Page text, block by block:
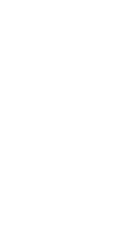
도록 일부
인기관에 이미
로 별도 저장하지
을 포함하여
또는 법령이 정한
또는 법령이 정한